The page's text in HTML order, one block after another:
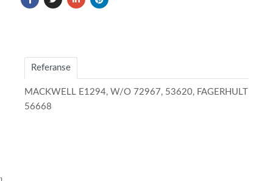
Referanse
MACKWELL E1294, W/O 72967, 53620, FAGERHULT
56668